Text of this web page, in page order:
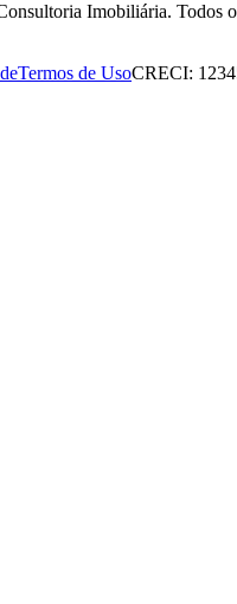
Imobiliária. Todos
Termos de UsoCRECI: